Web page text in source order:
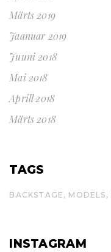
Märts 2019
Jaanuar 2019
Juuni 2018
Mai 2018
Aprill 2018
Märts 2018
TAGS
BACKSTAGE MODELS
INSTAGRAM